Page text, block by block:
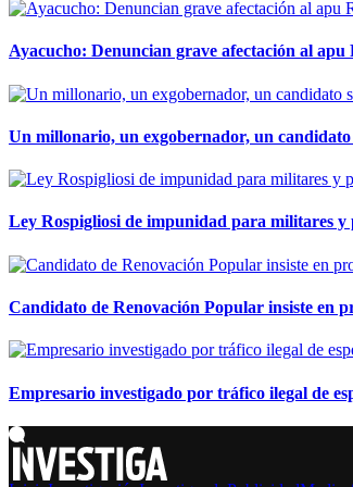
Ayacucho: Denuncian grave afectación al
Un millonario, un exgobernador, un candidato
Ley Rospigliosi de impunidad para militares y
Candidato de Renovación Popular insiste en
Empresario investigado por tráfico ilegal de